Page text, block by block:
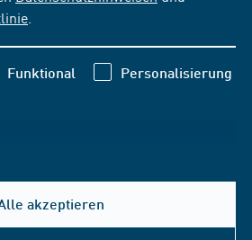
Funktional Personalisierung
akzeptieren
Hilfe & Kontakt